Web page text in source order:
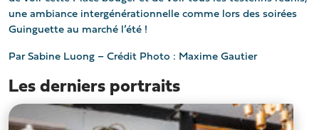
une ambiance intergénérationnelle comme lors des soirées
Guinguette au marché l’été !
Par Sabine Luong – Crédit Photo : Maxime Gautier
Les derniers portraits